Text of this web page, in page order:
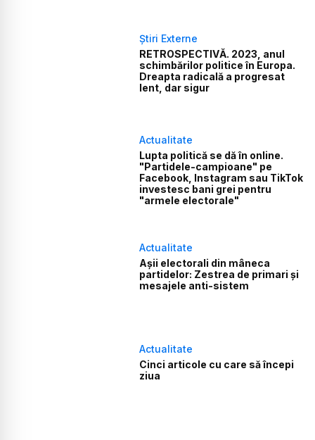
Știri Externe
RETROSPECTIVĂ. 2023, anul
schimbărilor politice în Europa.
Dreapta radicală a progresat
lent, dar sigur
Actualitate
Lupta politică se dă în online.
"Partidele-campioane" pe
Facebook, Instagram sau TikTok
investesc bani grei pentru
"armele electorale"
Actualitate
Așii electorali din mâneca
partidelor: Zestrea de primari și
mesajele anti-sistem
Actualitate
Cinci articole cu care să începi
ziua